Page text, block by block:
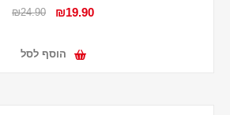
₪19.90
₪24.90
הוסף לסל